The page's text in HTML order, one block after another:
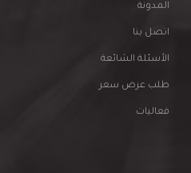
المدونة
اتصل بنا
الأسئلة الشائعة
طلب عرض سعر
فعاليات